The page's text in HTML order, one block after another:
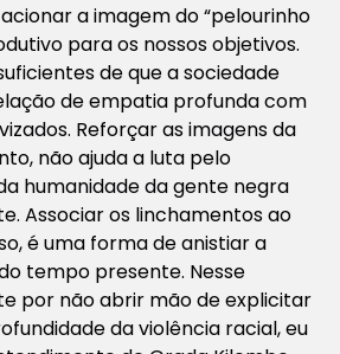
a imagem do “pelourinho
para os nossos objetivos.
de que a sociedade
de empatia profunda com
Reforçar as imagens da
não ajuda a luta pelo
humanidade da gente negra
Associar os linchamentos ao
é uma forma de anistiar a
tempo presente. Nesse
por não abrir mão de explicitar
da violência racial, eu